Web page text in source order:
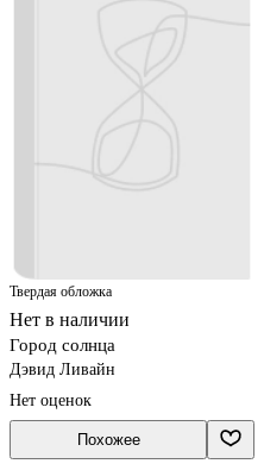
Твердая обложка
Нет в наличии
Город солнца
Дэвид Ливайн
Нет оценок
Похожее